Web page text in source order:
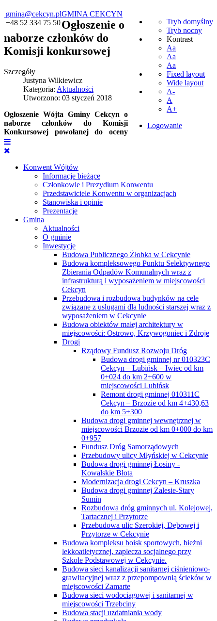
gmina@cekcyn.pl
+48 52 334 75 50
Tryb domyślny
Tryb nocny
Kontrast
Aa
Aa
Aa
Fixed layout
Wide layout
A-
A
A+
Logowanie
GMINA CEKCYN
Konwent Wójtów
Informacje bieżące
Członkowie i Prezydium Konwentu
Przedstawiciele Konwentu w organizacjach
Stanowiska i opinie
Prezentacje
Gmina
Aktualności
O gminie
Inwestycje
Budowa Publicznego Żłobka w Cekcynie
Budowa kompleksowego Punktu Selektywnego
Zbierania Odpadów Komunalnych wraz z
infrastrukturą i wyposażeniem w miejscowości
Cekcyn
Przebudowa i rozbudowa budynków na cele
związane z usługami dla ludności starszej wraz z
wyposażeniem w Cekcynie
Budowa obiektów małej architektury w
miejscowości: Ostrowo, Krzywogoniec i Zdroje
Drogi
Rządowy Fundusz Rozwoju Dróg
Budowa drogi gminnej nr 010323C
Cekcyn – Lubińsk – Iwiec od km
0+024 do km 2+600 w
miejscowości Lubińsk
Remont drogi gminnej 010311C
Cekcyn – Brzozie od km 4+430,63
do km 5+300
Budowa drogi gminnej wewnętrznej w
miejscowości Brzozie od km 0+000 do km
0+957
Fundusz Dróg Samorządowych
Przebudowy ulicy Młyńskiej w Cekcynie
Budowa drogi gminnej Łosiny -
Kowalskie Błota
Modernizacja drogi Cekcyn – Kruszka
Budowa drogi gminnej Zalesie-Stary
Sumin
Rozbudowa dróg gminnych ul. Kolejowej,
Tartacznej i Przytorze
Przebudowa ulic Szerokiej, Dębowej i
Przytorze w Cekcynie
Budowa kompleksu boisk sportowych, bieżni
lekkoatletycznej, zaplecza socjalnego przy
Szkole Podstawowej w Cekcynie.
Budowa sieci kanalizacji sanitarnej ciśnieniowo-
grawitacyjnej wraz z przepompownią ścieków w
miejscowości Zamarte
Budowa sieci wodociągowej i sanitarnej w
miejscowości Trzebciny
Budowa stacji uzdatniania wody
Ogłoszenie o
naborze członków do
Komisji konkursowej
Szczegóły
Justyna Wilkiewicz
Kategoria: Aktualności
Utworzono: 03 styczeń 2018
Ogłoszenie Wójta Gminy Cekcyn o
naborze członków do Komisji
Konkursowej powołanej do oceny